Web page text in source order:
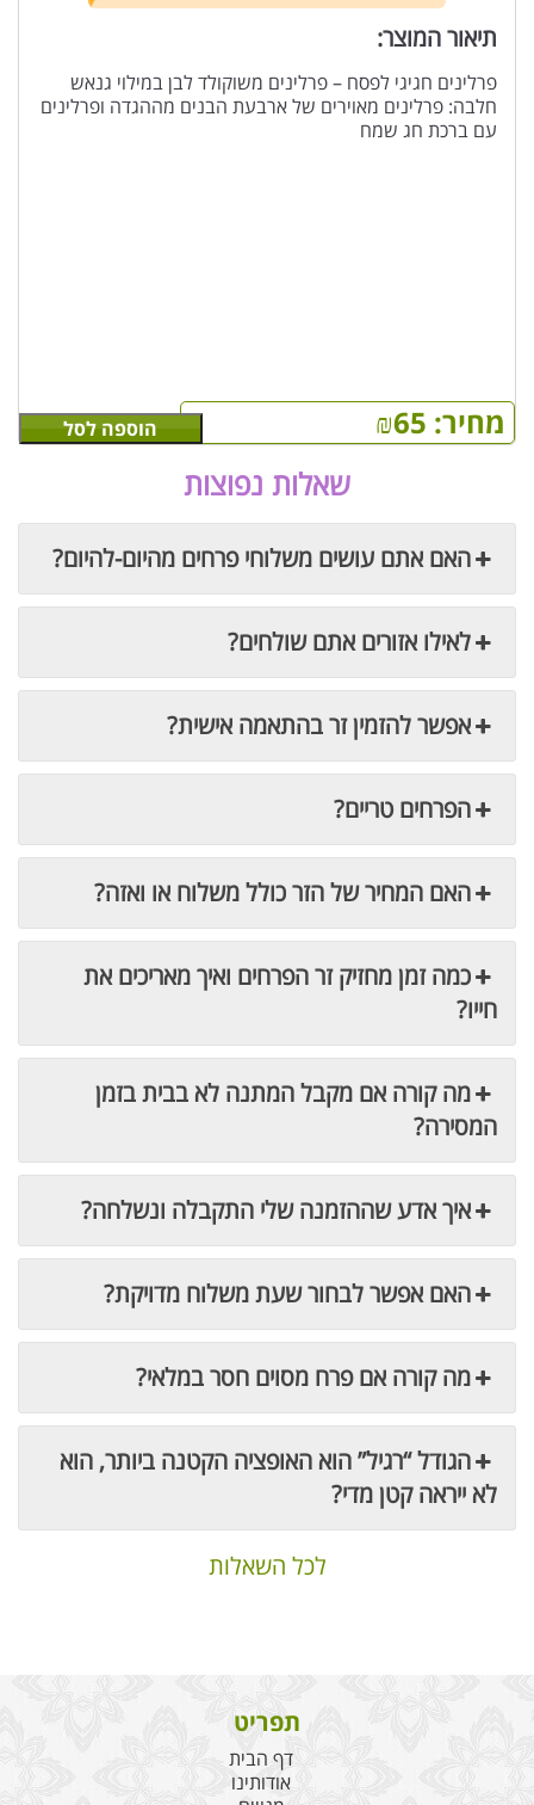
תיאור המוצר:
פרלינים חגיגי לפסח – פרלינים משוקולד לבן במילוי גנאש
חלבה: פרלינים מאוירים של ארבעת הבנים מההגדה ופרלינים
עם ברכת חג שמח
מחיר: ₪65 הוספה לסל
שאלות נפוצות
האם אתם עושים משלוחי פרחים מהיום-להיום?
לאילו אזורים אתם שולחים?
אפשר להזמין זר בהתאמה אישית?
הפרחים טריים?
האם המחיר של הזר כולל משלוח או ואזה?
כמה זמן מחזיק זר הפרחים ואיך מאריכים את
חייו?
מה קורה אם מקבל המתנה לא בבית בזמן
המסירה?
איך אדע שההזמנה שלי התקבלה ונשלחה?
האם אפשר לבחור שעת משלוח מדויקת?
מה קורה אם פרח מסוים חסר במלאי?
הגודל “רגיל” הוא האופציה הקטנה ביותר, הוא
לא ייראה קטן מדי?
לכל השאלות
תפריט
דף הבית
אודותינו